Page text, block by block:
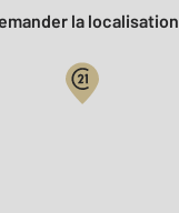
la localisation